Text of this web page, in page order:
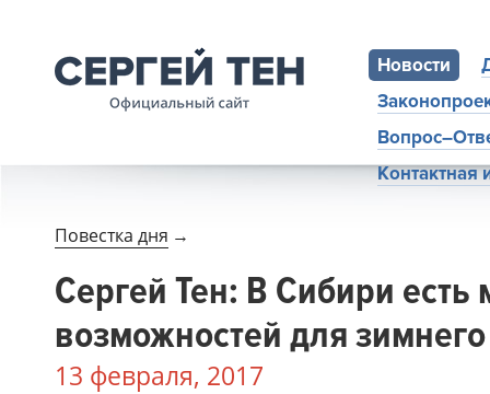
Новости
Повестка дня →
Сергей Тен: В Сибири есть
возможностей для
13 февраля, 2017